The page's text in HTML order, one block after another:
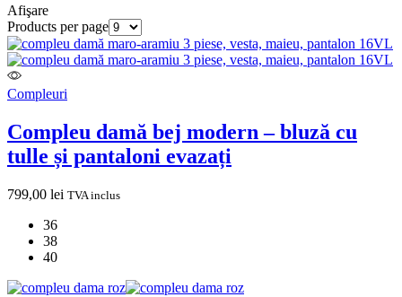
Afişare
Products per page
Compleuri
Compleu damă bej modern – bluză cu
tulle și pantaloni evazați
799,00 lei TVA inclus
36
38
40